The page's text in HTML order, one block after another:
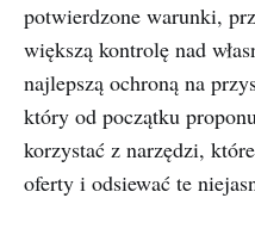
potwierdzone warunki,
większą kontrolę nad
najlepszą ochroną na
który od początku
korzystać z narzędzi,
oferty i odsiewać te